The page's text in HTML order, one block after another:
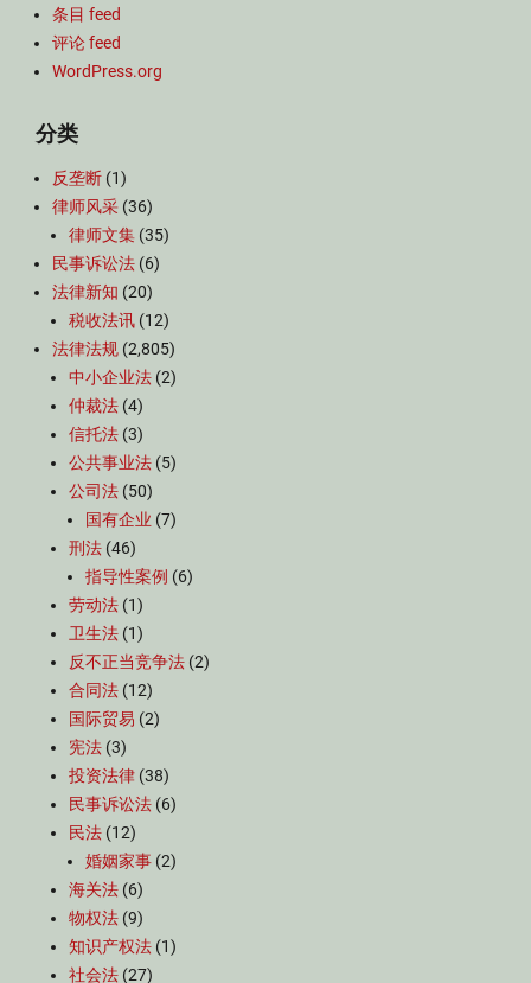
条目 feed
评论 feed
WordPress.org
分类
反垄断 (1)
律师风采 (36)
律师文集 (35)
民事诉讼法 (6)
法律新知 (20)
税收法讯 (12)
法律法规 (2,805)
中小企业法 (2)
仲裁法 (4)
信托法 (3)
公共事业法 (5)
公司法 (50)
国有企业 (7)
刑法 (46)
指导性案例 (6)
劳动法 (1)
卫生法 (1)
反不正当竞争法 (2)
合同法 (12)
国际贸易 (2)
宪法 (3)
投资法律 (38)
民事诉讼法 (6)
民法 (12)
婚姻家事 (2)
海关法 (6)
物权法 (9)
知识产权法 (1)
社会法 (27)